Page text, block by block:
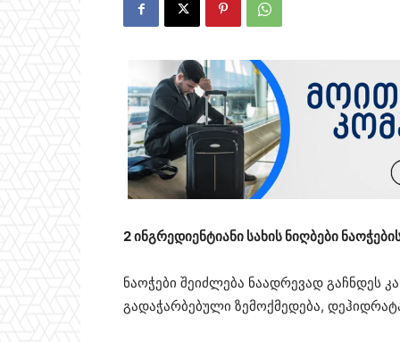
2 ინგრედიენტიანი სახის ნიღბები
ნაოჭები შეიძლება ნაადრევად გაჩნდეს
გადაჭარბებული ზემოქმედება,